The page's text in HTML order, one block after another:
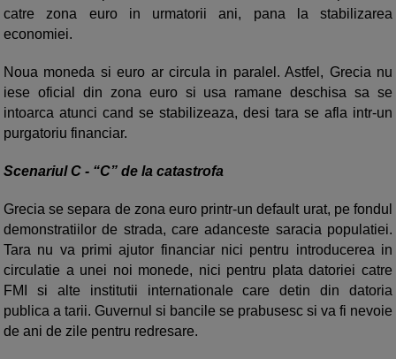
catre zona euro in urmatorii ani, pana la stabilizarea
economiei.
Noua moneda si euro ar circula in paralel. Astfel, Grecia nu
iese oficial din zona euro si usa ramane deschisa sa se
intoarca atunci cand se stabilizeaza, desi tara se afla intr-un
purgatoriu financiar.
Scenariul C - “C” de la catastrofa
Grecia se separa de zona euro printr-un default urat, pe fondul
demonstratiilor de strada, care adanceste saracia populatiei.
Tara nu va primi ajutor financiar nici pentru introducerea in
circulatie a unei noi monede, nici pentru plata datoriei catre
FMI si alte institutii internationale care detin din datoria
publica a tarii. Guvernul si bancile se prabusesc si va fi nevoie
de ani de zile pentru redresare.